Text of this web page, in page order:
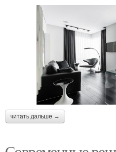
читать дальше →